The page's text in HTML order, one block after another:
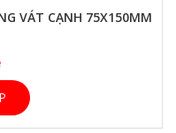
VÁT CẠNH 75X150MM